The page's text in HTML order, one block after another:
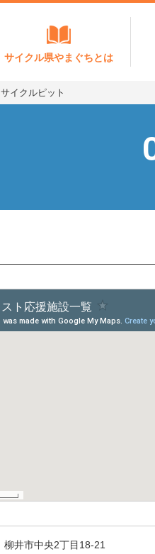
サイクル県やまぐちとは
サイクルピット
柳井市中央2丁目18-21